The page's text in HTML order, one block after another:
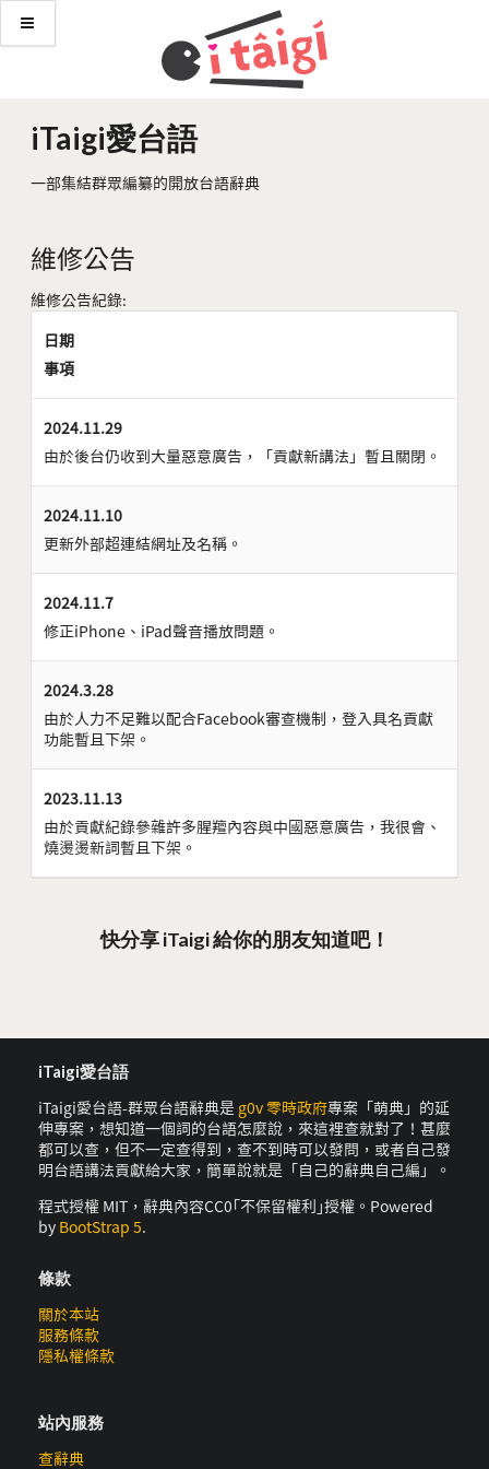
iTaigi愛台語
一部集結群眾編纂的開放台語辭典
維修公告
維修公告紀錄:
日期
事項
2024.11.29
由於後台仍收到大量惡意廣告，「貢獻新講法」暫且關閉。
2024.11.10
更新外部超連結網址及名稱。
2024.11.7
修正iPhone、iPad聲音播放問題。
2024.3.28
由於人力不足難以配合Facebook審查機制，登入具名貢獻
功能暫且下架。
2023.11.13
由於貢獻紀錄參雜許多腥羶內容與中國惡意廣告，我很會、
燒燙燙新詞暫且下架。
快分享 iTaigi 給你的朋友知道吧！
iTaigi愛台語
iTaigi愛台語-群眾台語辭典是 g0v 零時政府專案「萌典」的延
伸專案，想知道一個詞的台語怎麼說，來這裡查就對了！甚麼
都可以查，但不一定查得到，查不到時可以發問，或者自己發
明台語講法貢獻給大家，簡單說就是「自己的辭典自己編」。
程式授權 MIT，辭典內容CC0｢不保留權利｣授權。Powered
by BootStrap 5.
條款
關於本站
服務條款
隱私權條款
站內服務
查辭典